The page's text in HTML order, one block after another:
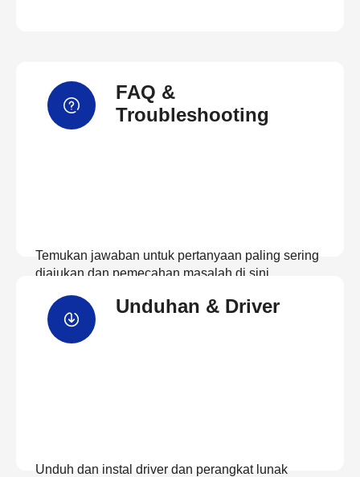
FAQ &
Troubleshooting
Temukan jawaban untuk pertanyaan paling sering
diajukan dan pemecahan masalah di sini
Unduhan & Driver
Unduh dan instal driver dan perangkat lunak